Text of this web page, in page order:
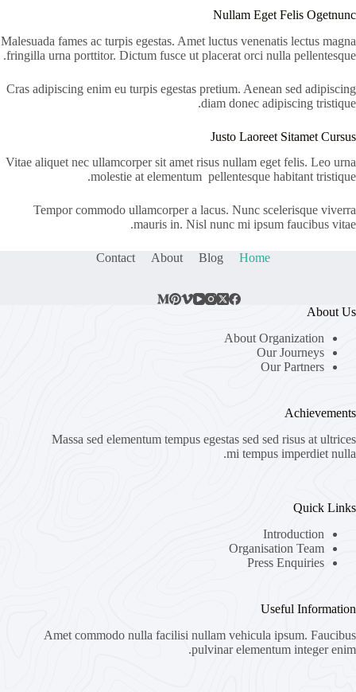
Nullam Eget Felis Ogetnunc
Malesuada fames ac turpis egestas. Amet luctus venenatis lectus magna
fringilla urna porttitor. Dictum fusce ut placerat orci nulla pellentesque.
Cras adipiscing enim eu turpis egestas pretium. Aenean sed adipiscing
diam donec adipiscing tristique.
Justo Laoreet Sitamet Cursus
Vitae aliquet nec ullamcorper sit amet risus nullam eget felis. Leo urna
molestie at elementum pellentesque habitant tristique.
Tempor commodo ullamcorper a lacus. Nunc scelerisque viverra
mauris in. Nisl nunc mi ipsum faucibus vitae.
Home
Blog
About
Contact
About Us
About Organization
Our Journeys
Our Partners
Achievements
Massa sed elementum tempus egestas sed sed risus at ultrices
mi tempus imperdiet nulla.
Quick Links
Introduction
Organisation Team
Press Enquiries
Useful Information
Amet commodo nulla facilisi nullam vehicula ipsum. Faucibus
pulvinar elementum integer enim.